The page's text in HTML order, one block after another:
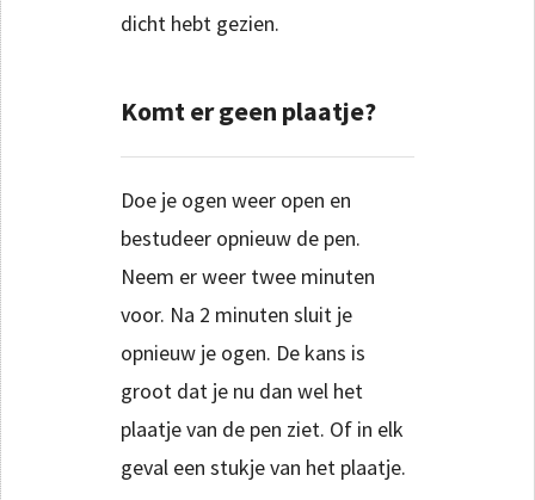
dicht hebt gezien.
Komt er geen plaatje?
Doe je ogen weer open en
bestudeer opnieuw de pen.
Neem er weer twee minuten
voor. Na 2 minuten sluit je
opnieuw je ogen. De kans is
groot dat je nu dan wel het
plaatje van de pen ziet. Of in elk
geval een stukje van het plaatje.